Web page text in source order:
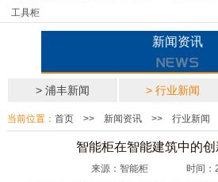
工具柜
新闻资讯
> 浦丰新闻 > 行业新闻
当前位置： 首页>> 新闻资讯>> 行业新闻
智能柜在智能建筑中的创
来源：智能柜 时间：